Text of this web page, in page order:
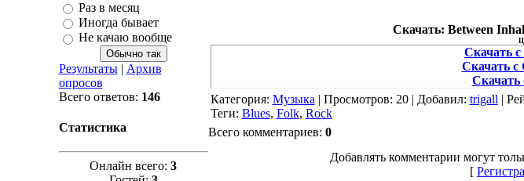
Раз в месяц
Иногда бывает
Не качаю вообще
Результаты| Архив
опросов
Всего ответов: 146
Статистика
Онлайн всего: 3
Скачать: Between
Скачать
Скачать с
Скачать
Категория: Музыка| Просмотров: 20 | Добавил: trigall|
Теги: Blues, Folk, Rock
Всего комментариев: 0
Добавлять комментарии могут
[